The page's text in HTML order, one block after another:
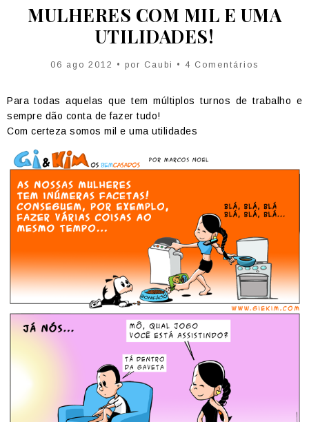
MULHERES COM MIL E UMA
UTILIDADES!
06 ago 2012 • por Caubi • 4 Comentários
Para todas aquelas que tem múltiplos turnos de trabalho e
sempre dão conta de fazer tudo!
Com certeza somos mil e uma utilidades